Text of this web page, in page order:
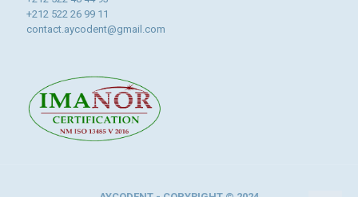
+212 522 26 99 11
contact.aycodent@gmail.com